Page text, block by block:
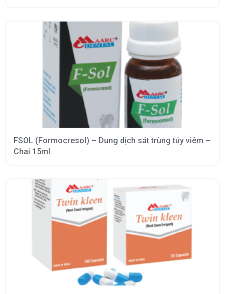
FSOL (Formocresol) – Dung dịch sát trùng tủy viêm –
Chai 15ml